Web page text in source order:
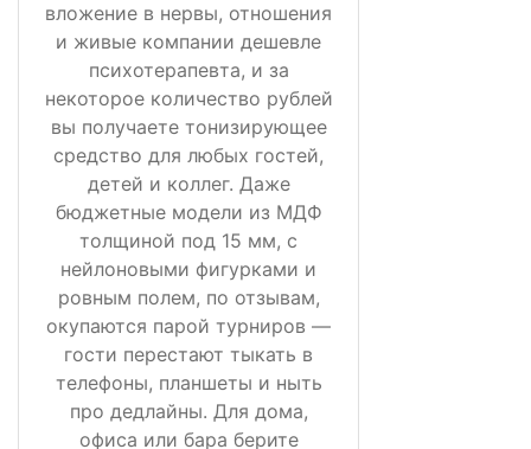
вложение в нервы, отношения
и живые компании дешевле
психотерапевта, и за
некоторое количество рублей
вы получаете тонизирующее
средство для любых гостей,
детей и коллег. Даже
бюджетные модели из МДФ
толщиной под 15 мм, с
нейлоновыми фигурками и
ровным полем, по отзывам,
окупаются парой турниров —
гости перестают тыкать в
телефоны, планшеты и ныть
про дедлайны. Для дома,
офиса или бара берите